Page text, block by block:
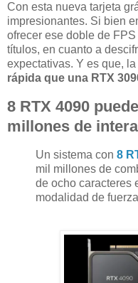
Con esta nueva tarjeta
impresionantes. Si bien
ofrecer ese doble de
títulos, en cuanto a
expectativas. Y es que, la
rápida que una RTX
8 RTX 4090
millones de
Un sistema con 8
mil millones de
de ocho caracteres
modalidad de